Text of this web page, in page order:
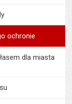
ochronie
dla miasta